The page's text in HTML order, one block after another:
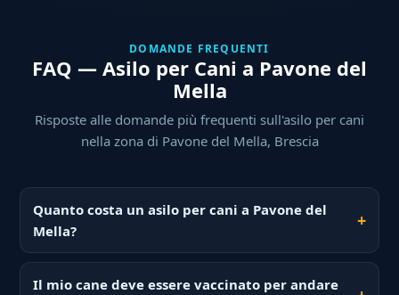
DOMANDE FREQUENTI
FAQ — Asilo per Cani a Pavone del
Mella
Risposte alle domande più frequenti sull'asilo per cani
nella zona di Pavone del Mella, Brescia
Quanto costa un asilo per cani a Pavone del
Mella?
Il mio cane deve essere vaccinato per andare